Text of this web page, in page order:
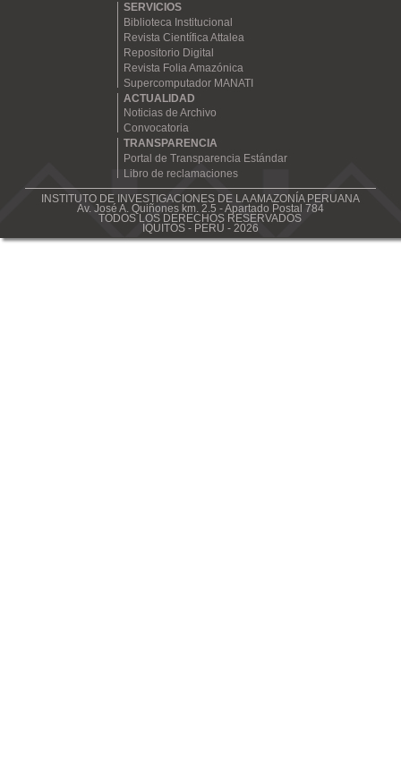
SERVICIOS
Biblioteca Institucional
Revista Científica Attalea
Repositorio Digital
Revista Folia Amazónica
Supercomputador MANATI
ACTUALIDAD
Noticias de Archivo
Convocatoria
TRANSPARENCIA
Portal de Transparencia Estándar
Libro de reclamaciones
INSTITUTO DE INVESTIGACIONES DE LA AMAZONÍA PERUANA
Av. José A. Quiñones km. 2.5 - Apartado Postal 784
TODOS LOS DERECHOS RESERVADOS
IQUITOS - PERÚ - 2026